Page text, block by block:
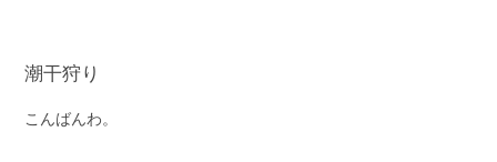
スタッフ紹介
特別作業
潮干狩り
こんばんわ。